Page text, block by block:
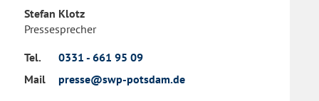
Stefan Klotz
Pressesprecher
Tel.
0331 - 661 95 09
Mail
presse@swp-potsdam.de